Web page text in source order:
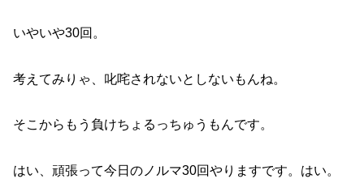
いやいや30回。
考えてみりゃ、叱咤されないとしないもんね。
そこからもう負けちょるっちゅうもんです。
はい、頑張って今日のノルマ30回やりますです。はい。